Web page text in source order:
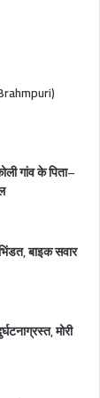
गांव के पिता–
बाइक सवार
मोरी